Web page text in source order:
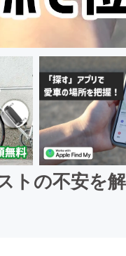
トの不安を